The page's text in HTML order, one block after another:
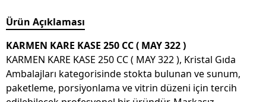
Ürün Açıklaması
KARMEN KARE KASE 250 CC ( MAY 322 )
KARMEN KARE KASE 250 CC ( MAY 322 ), Kristal Gıda
Ambalajları kategorisinde stokta bulunan ve sunum,
paketleme, porsiyonlama ve vitrin düzeni için tercih